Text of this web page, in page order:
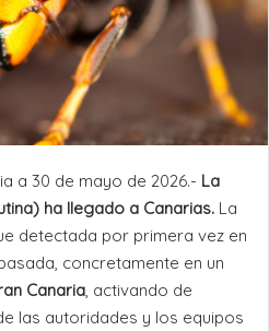
a 30 de mayo de 2026.- La
ha llegado a Canarias. La
detectada por primera vez en
concretamente en un
Canaria, activando de
las autoridades y los equipos